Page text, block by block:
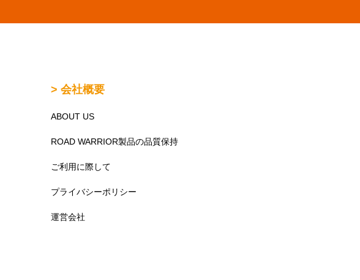
> 会社概要
ABOUT US
ROAD WARRIOR製品の品質保持
ご利用に際して
プライバシーポリシー
運営会社